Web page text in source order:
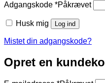
Adgangskode *Påkrævet
Husk mig Log ind
Mistet din adgangskode?
Opret en